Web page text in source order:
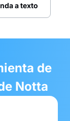
a texto
de
Notta